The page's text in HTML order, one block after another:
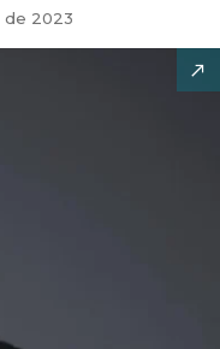
de 2023